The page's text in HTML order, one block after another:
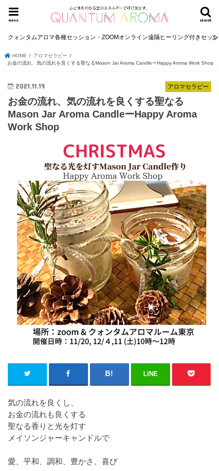
search
menu
クォンタムアロマ各種セッション・ZOOMオンライン遠隔ヒーリング付きセッ
HOME
アロマセラピー
お金の流れ、気の流れを良くする聖なるMason Jar Aroma CandleーHappy Aroma Work Shop
アロマセラピー
2021.11.19
お金の流れ、気の流れを良くする聖なる
Mason Jar Aroma CandleーHappy Aroma
Work Shop
LINE
気の流れを良くし、
お金の流れも良くする
聖なる香りと光を灯す
メイソンジャーキャンドルで
愛、平和、調和、豊かさ、喜び